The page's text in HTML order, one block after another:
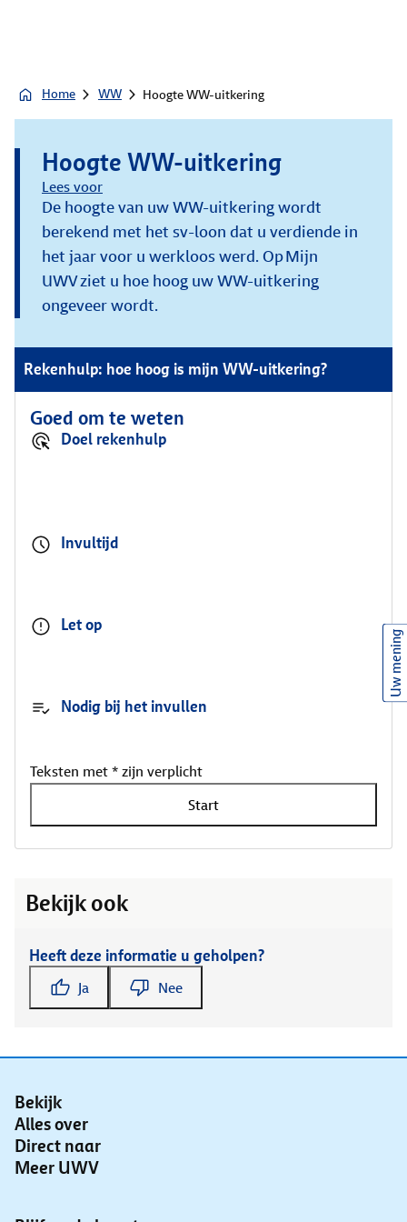
Home WW Hoogte WW-uitkering
Hoogte WW-uitkering
Lees voor
De hoogte van uw WW-uitkering wordt
berekend met het sv-loon dat u verdiende in
het jaar voor u werkloos werd. Op Mijn
UWV ziet u hoe hoog uw WW-uitkering
ongeveer wordt.
Rekenhulp: hoe hoog is mijn WW-uitkering?
Goed om te weten
Doel rekenhulp
Invultijd
Let op
Nodig bij het invullen
Teksten met * zijn verplicht
Start
Bekijk ook
Heeft deze informatie u geholpen?
Ja Nee
Bekijk
Alles over
Direct naar
Meer UWV
Uw mening